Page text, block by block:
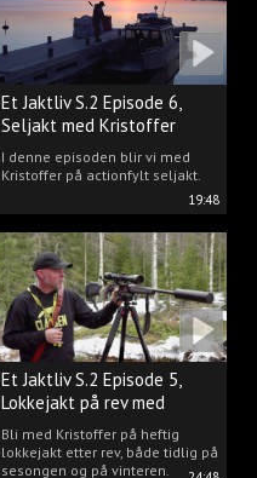
19:48
Et Jaktliv S.2 Episode 6,
Seljakt med Kristoffer
Clausen
I denne episoden blir vi med
Kristoffer på actionfylt seljakt.
Et Jaktliv S.2 Episode 5,
Lokkejakt på rev med
Kristoffer Clausen
Bli med Kristoffer på heftig
lokkejakt etter rev, både tidlig på
sesongen og på vinteren.